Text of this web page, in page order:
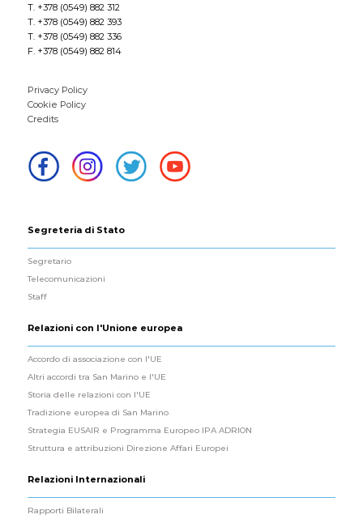
T. +378 (0549) 882 312
T. +378 (0549) 882 393
T. +378 (0549) 882 336
F. +378 (0549) 882 814
Privacy Policy
Cookie Policy
Credits
Segreteria di Stato
Segretario
Telecomunicazioni
Staff
Relazioni con l'Unione europea
Accordo di associazione con l'UE
Altri accordi tra San Marino e l'UE
Storia delle relazioni con l'UE
Tradizione europea di San Marino
Strategia EUSAIR e Programma Europeo IPA ADRION
Struttura e attribuzioni Direzione Affari Europei
Relazioni Internazionali
Rapporti Bilaterali